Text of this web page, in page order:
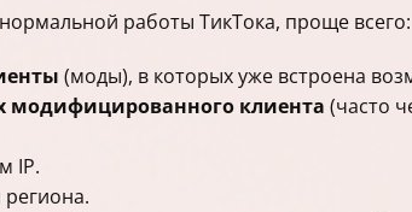
работы ТикТока, проще всего:
(моды), в которых уже встроена
модифицированного клиента (часто
IP.